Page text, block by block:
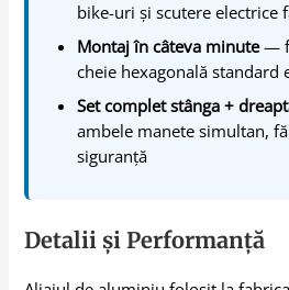
bike-uri și scutere electrice
Montaj în câteva minute—
cheie hexagonală standard
Set complet stânga +
ambele manete simultan,
siguranță
Detalii și Performanță